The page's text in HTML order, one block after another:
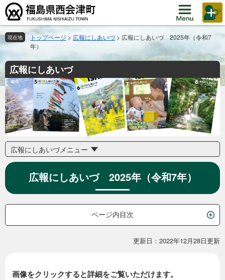
ペ
ー
ジ
の
先
で
す。
メ
ニ
ュ
ー
を
ば
し
て
本
文
へ
現在地 トップページ > 広報にしあいづ > 広報にしあいづ 2025年（令和7
年）
広報にしあいづ
広報にしあいづメニュー
広報にしあいづ 2025年（令和7年）
ページ内目次
更新日：2022年12月28日更新
画像をクリックすると詳細をご覧いただけます。